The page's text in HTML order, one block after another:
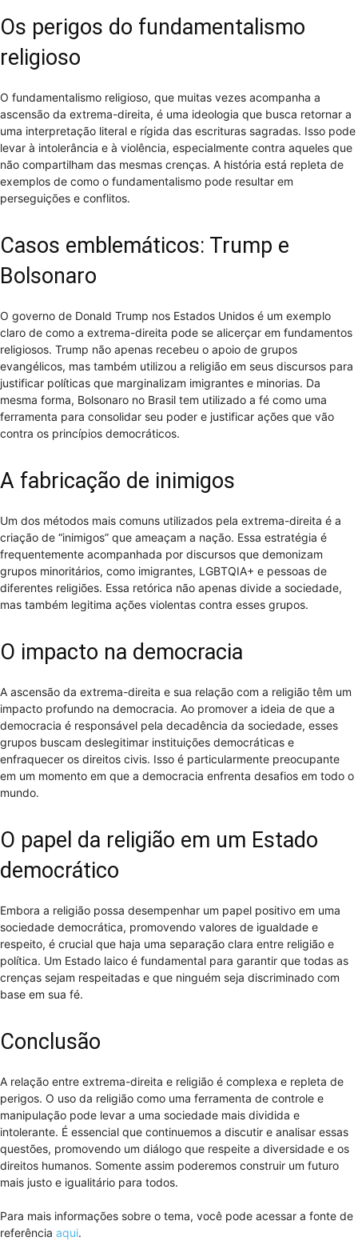
Os perigos do fundamentalismo
religioso
O fundamentalismo religioso, que muitas vezes acompanha a
ascensão da extrema-direita, é uma ideologia que busca retornar a
uma interpretação literal e rígida das escrituras sagradas. Isso pode
levar à intolerância e à violência, especialmente contra aqueles que
não compartilham das mesmas crenças. A história está repleta de
exemplos de como o fundamentalismo pode resultar em
perseguições e conflitos.
Casos emblemáticos: Trump e
Bolsonaro
O governo de Donald Trump nos Estados Unidos é um exemplo
claro de como a extrema-direita pode se alicerçar em fundamentos
religiosos. Trump não apenas recebeu o apoio de grupos
evangélicos, mas também utilizou a religião em seus discursos para
justificar políticas que marginalizam imigrantes e minorias. Da
mesma forma, Bolsonaro no Brasil tem utilizado a fé como uma
ferramenta para consolidar seu poder e justificar ações que vão
contra os princípios democráticos.
A fabricação de inimigos
Um dos métodos mais comuns utilizados pela extrema-direita é a
criação de “inimigos” que ameaçam a nação. Essa estratégia é
frequentemente acompanhada por discursos que demonizam
grupos minoritários, como imigrantes, LGBTQIA+ e pessoas de
diferentes religiões. Essa retórica não apenas divide a sociedade,
mas também legitima ações violentas contra esses grupos.
O impacto na democracia
A ascensão da extrema-direita e sua relação com a religião têm um
impacto profundo na democracia. Ao promover a ideia de que a
democracia é responsável pela decadência da sociedade, esses
grupos buscam deslegitimar instituições democráticas e
enfraquecer os direitos civis. Isso é particularmente preocupante
em um momento em que a democracia enfrenta desafios em todo o
mundo.
O papel da religião em um Estado
democrático
Embora a religião possa desempenhar um papel positivo em uma
sociedade democrática, promovendo valores de igualdade e
respeito, é crucial que haja uma separação clara entre religião e
política. Um Estado laico é fundamental para garantir que todas as
crenças sejam respeitadas e que ninguém seja discriminado com
base em sua fé.
Conclusão
A relação entre extrema-direita e religião é complexa e repleta de
perigos. O uso da religião como uma ferramenta de controle e
manipulação pode levar a uma sociedade mais dividida e
intolerante. É essencial que continuemos a discutir e analisar essas
questões, promovendo um diálogo que respeite a diversidade e os
direitos humanos. Somente assim poderemos construir um futuro
mais justo e igualitário para todos.
Para mais informações sobre o tema, você pode acessar a fonte de
referência aqui.